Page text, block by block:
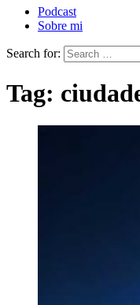
Podcast
Sobre mi
Search for:
Tag: